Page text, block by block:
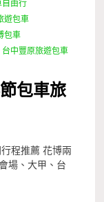
自由行
遊包車
包車
台中豐原旅遊包車
包車旅
程推薦 花博兩
場、大甲、台